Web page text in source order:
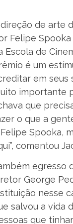
de arte
Felipe Spooka
Escola de
é um
em seus
importante
que
o que a
Spooka,
comentou
egresso
George
nesse
salvou a vida
que